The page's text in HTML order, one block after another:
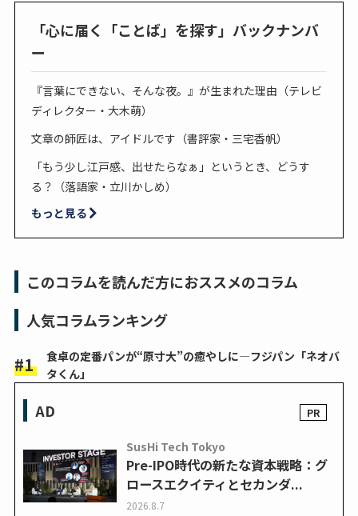
「心に届く「ことば」を探す」バックナンバ
ー
『言葉にできない、そんな夜。』が生まれた理由（テレビ
ディレクター・大木萌）
文章の師匠は、アイドルです（書評家・三宅香帆）
「もう少し江戸感、出せたらなぁ」というとき、どうす
る？（落語家・立川かしめ）
もっと見る
このコラムを読んだ方におススメのコラム
人気コラムランキング
食卓の定番パンが“原寸大”の癒やしに―フジパン「ネオバ
タくん」
AD
SusHi Tech Tokyo
Pre-IPO時代の新たな資本戦略：グ
ロースエクイティとセカンダ...
2026.8.7